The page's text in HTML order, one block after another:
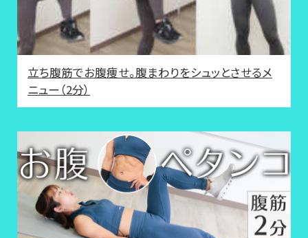
立ち腹筋でお腹痩せ。腹まわりをシュッとさせるメ
ニュー（2分）